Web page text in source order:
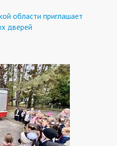
области приглашает
дверей